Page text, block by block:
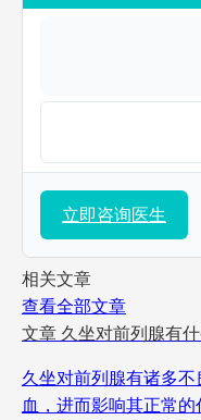
立即咨询医生
相关文章
查看全部文章
文章 久坐对前列腺有
久坐对前列腺有诸多
血，进而影响其正常